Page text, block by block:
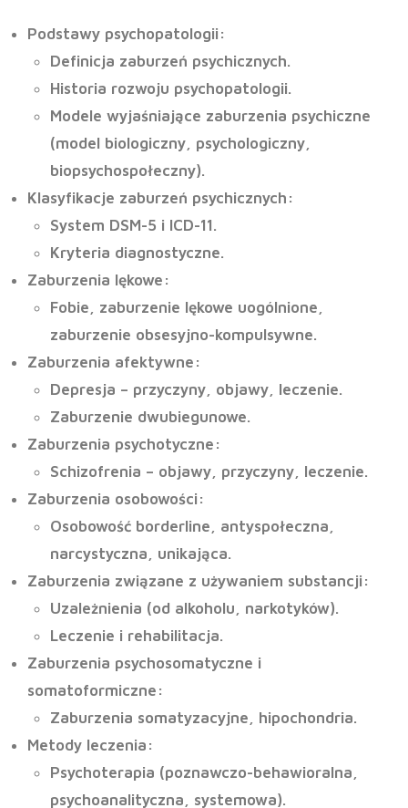
Podstawy psychopatologii :
Definicja zaburzeń psychicznych.
Historia rozwoju psychopatologii.
Modele wyjaśniające zaburzenia psychiczne
(model biologiczny, psychologiczny,
biopsychospołeczny).
Klasyfikacje zaburzeń psychicznych :
System DSM-5 i ICD-11.
Kryteria diagnostyczne.
Zaburzenia lękowe :
Fobie, zaburzenie lękowe uogólnione,
zaburzenie obsesyjno-kompulsywne.
Zaburzenia afektywne :
Depresja – przyczyny, objawy, leczenie.
Zaburzenie dwubiegunowe.
Zaburzenia psychotyczne :
Schizofrenia – objawy, przyczyny, leczenie.
Zaburzenia osobowości :
Osobowość borderline, antyspołeczna,
narcystyczna, unikająca.
Zaburzenia związane z używaniem substancji :
Uzależnienia (od alkoholu, narkotyków).
Leczenie i rehabilitacja.
Zaburzenia psychosomatyczne i
somatoformiczne :
Zaburzenia somatyzacyjne, hipochondria.
Metody leczenia :
Psychoterapia (poznawczo-behawioralna,
psychoanalityczna, systemowa).